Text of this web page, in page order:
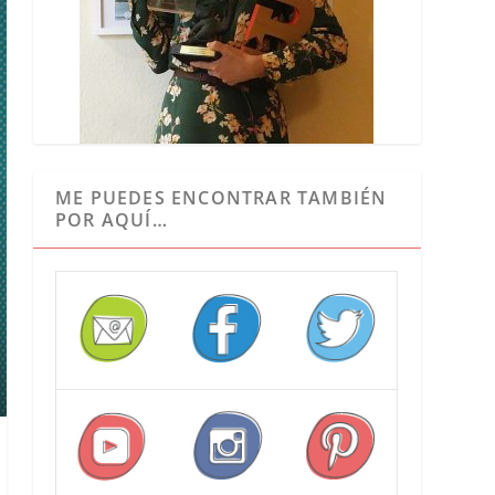
ME PUEDES ENCONTRAR TAMBIÉN
POR AQUÍ…